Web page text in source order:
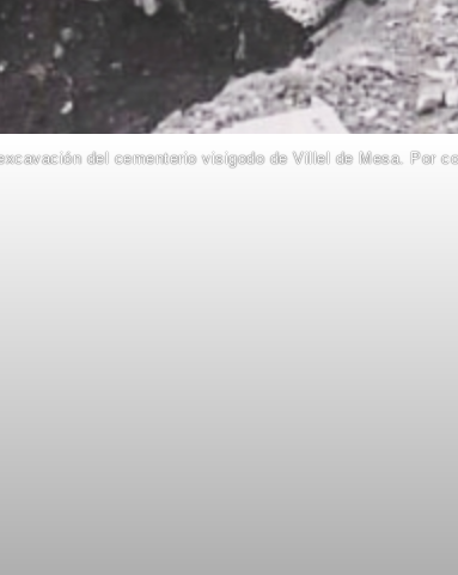
del cementerio visigodo de Villel de Mesa. Por